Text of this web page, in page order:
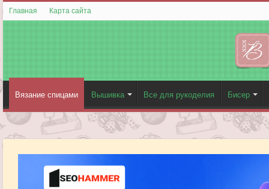
Главная Карта сайта
Вязание спицами Вышивка Все для рукоделия Бисер